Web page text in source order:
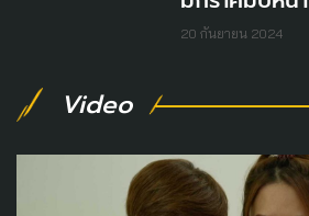
20 กันยายน 2024
Video